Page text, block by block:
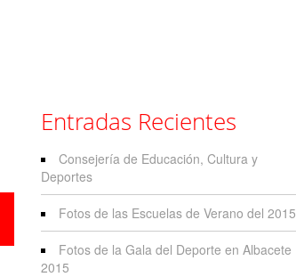
Entradas Recientes
Consejería de Educación, Cultura y
Deportes
Fotos de las Escuelas de Verano del 2015
Fotos de la Gala del Deporte en Albacete
2015